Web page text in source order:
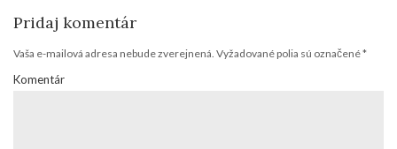
Pridaj komentár
Vaša e-mailová adresa nebude zverejnená. Vyžadované polia sú označené*
Komentár